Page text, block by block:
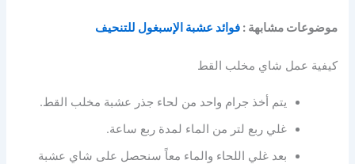
موضوعات مشابهة : فوائد عشبة الإسبغول للتنحيف
كيفية عمل شاي مخلب القط
يتم أخذ جرام واحد من لحاء جذر عشبة مخلب القط.
غلي ربع لتر من الماء لمدة ربع ساعة.
بعد غلي اللحاء والماء معاً سنحصل على شاي عشبة